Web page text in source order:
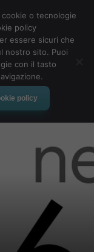
o tecnologie
policy
essere sicuri che
nostro sito. Puoi
con il tasto
policy